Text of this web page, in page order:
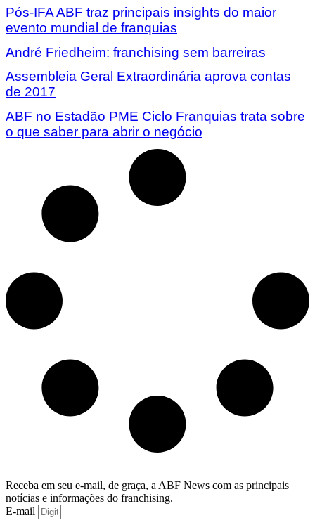
Pós-IFA ABF traz principais insights do maior
evento mundial de franquias
André Friedheim: franchising sem barreiras
Assembleia Geral Extraordinária aprova contas
de 2017
ABF no Estadão PME Ciclo Franquias trata sobre
o que saber para abrir o negócio
Receba em seu e-mail, de graça, a ABF News com as principais
notícias e informações do franchising.
E-mail